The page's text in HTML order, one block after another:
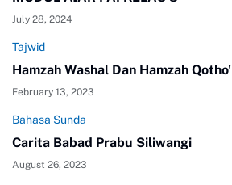
July 28, 2024
Tajwid
Hamzah Washal Dan Hamzah Qotho'
February 13, 2023
Bahasa Sunda
Carita Babad Prabu Siliwangi
August 26, 2023